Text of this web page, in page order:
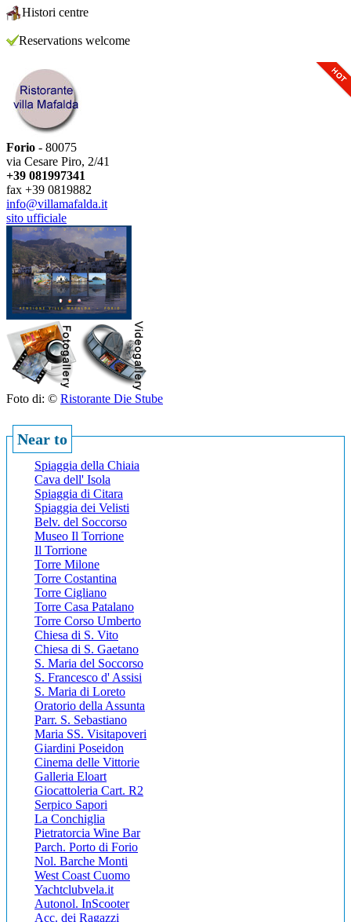
Histori centre
Reservations welcome
Forio - 80075
via Cesare Piro, 2/41
+39 081997341
fax +39 0819882
info@villamafalda.it
sito ufficiale
Foto di: © Ristorante Die Stube
Near to
Spiaggia della Chiaia
Cava dell' Isola
Spiaggia di Citara
Spiaggia dei Velisti
Belv. del Soccorso
Museo Il Torrione
Il Torrione
Torre Milone
Torre Costantina
Torre Cigliano
Torre Casa Patalano
Torre Corso Umberto
Chiesa di S. Vito
Chiesa di S. Gaetano
S. Maria del Soccorso
S. Francesco d' Assisi
S. Maria di Loreto
Oratorio della Assunta
Parr. S. Sebastiano
Maria SS. Visitapoveri
Giardini Poseidon
Cinema delle Vittorie
Galleria Eloart
Giocattoleria Cart. R2
Serpico Sapori
La Conchiglia
Pietratorcia Wine Bar
Parch. Porto di Forio
Nol. Barche Monti
West Coast Cuomo
Yachtclubvela.it
Autonol. InScooter
Acc. dei Ragazzi